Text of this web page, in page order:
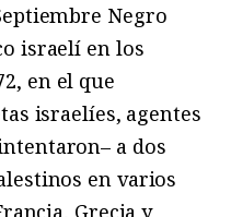
Negro
israelí en los
en el que
israelíes, agentes
a dos
en varios
Grecia y